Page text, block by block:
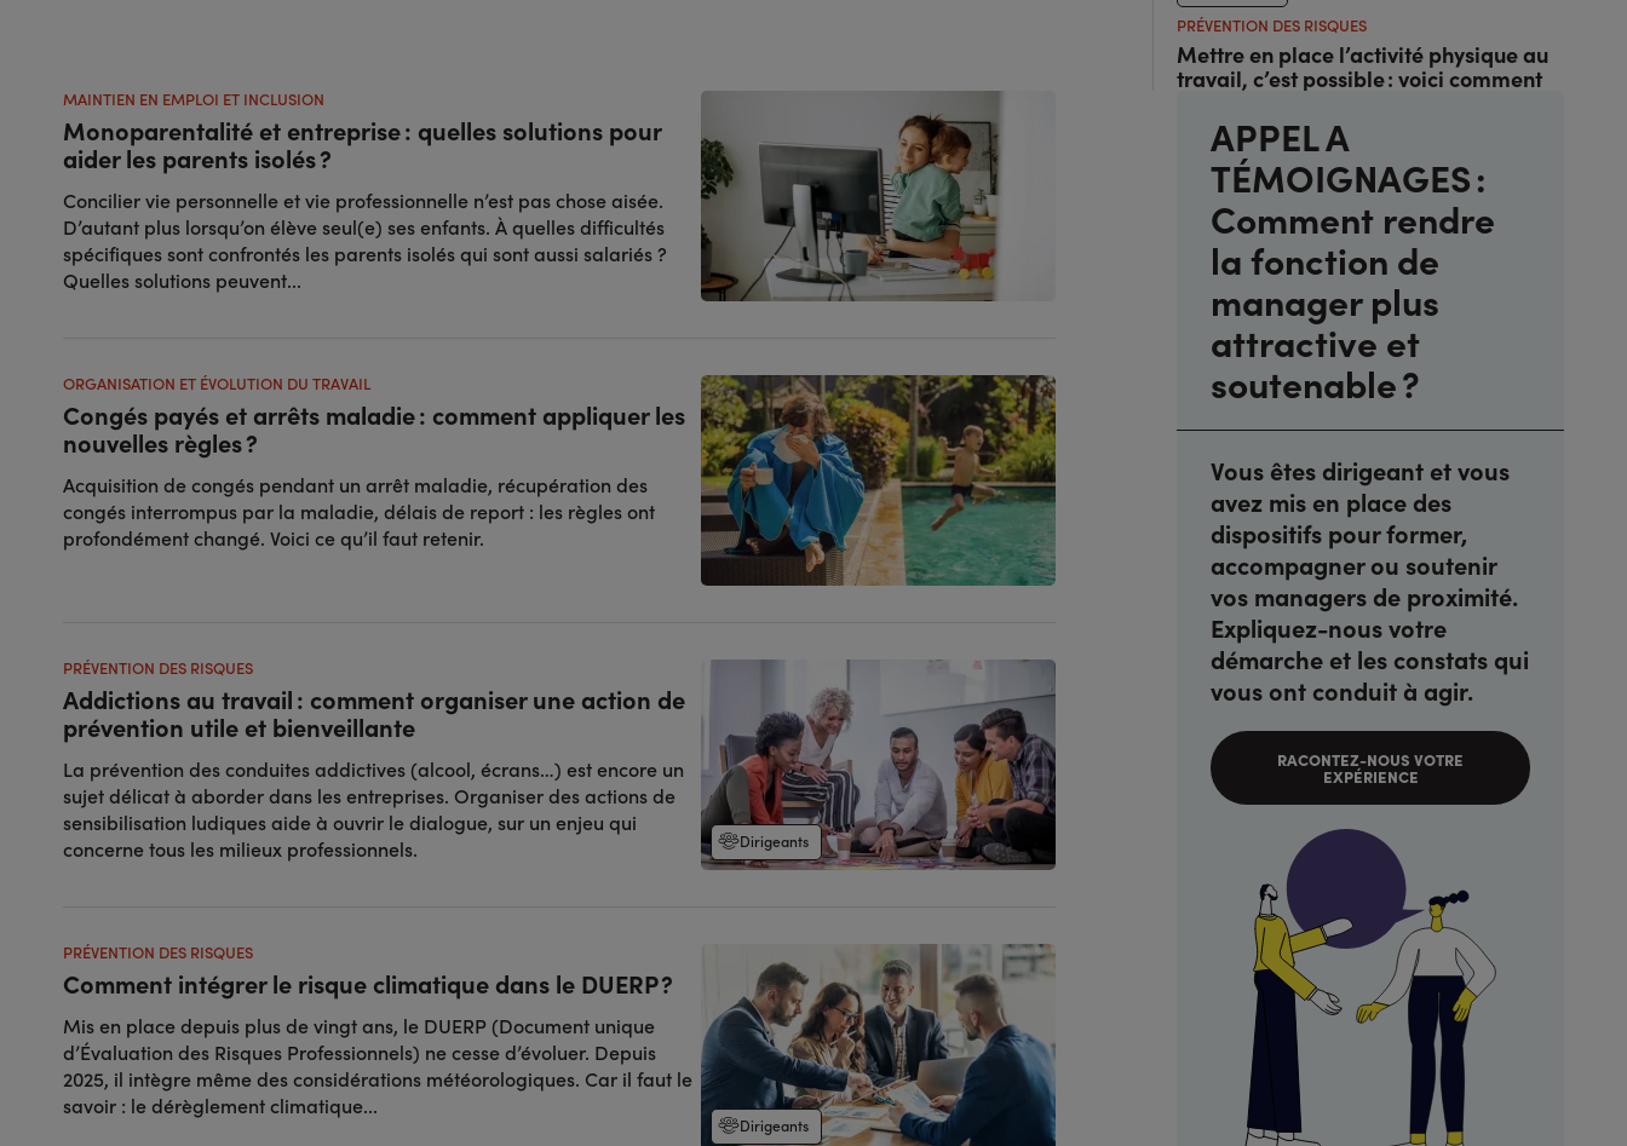
Mettre en place l’activité physique au
travail, c’est possible : voici comment
PRÉVENTION DES RISQUES
Monoparentalité et entreprise : quelles solutions pour
aider les parents isolés ?
MAINTIEN EN EMPLOI ET INCLUSION
Concilier vie personnelle et vie professionnelle n’est pas chose aisée.
D’autant plus lorsqu’on élève seul(e) ses enfants. À quelles difficultés
spécifiques sont confrontés les parents isolés qui sont aussi salariés ?
Quelles solutions peuvent...
Congés payés et arrêts maladie : comment appliquer les
nouvelles règles ?
ORGANISATION ET ÉVOLUTION DU TRAVAIL
Acquisition de congés pendant un arrêt maladie, récupération des
congés interrompus par la maladie, délais de report : les règles ont
profondément changé. Voici ce qu’il faut retenir.
Addictions au travail : comment organiser une action de
prévention utile et bienveillante
PRÉVENTION DES RISQUES
La prévention des conduites addictives (alcool, écrans…) est encore un
sujet délicat à aborder dans les entreprises. Organiser des actions de
sensibilisation ludiques aide à ouvrir le dialogue, sur un enjeu qui
concerne tous les milieux professionnels.
Dirigeants
Comment intégrer le risque climatique dans le DUERP ?
PRÉVENTION DES RISQUES
Mis en place depuis plus de vingt ans, le DUERP (Document unique
d’Évaluation des Risques Professionnels) ne cesse d’évoluer. Depuis
2025, il intègre même des considérations météorologiques. Car il faut le
savoir : le dérèglement climatique...
Dirigeants
APPEL A
TÉMOIGNAGES :
Comment rendre
la fonction de
manager plus
attractive et
soutenable ?
Vous êtes dirigeant et vous
avez mis en place des
dispositifs pour former,
accompagner ou soutenir
vos managers de proximité.
Expliquez-nous votre
démarche et les constats qui
vous ont conduit à agir.
RACONTEZ-NOUS VOTRE
EXPÉRIENCE